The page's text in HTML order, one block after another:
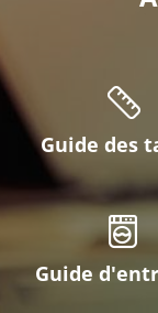
Guide des
Guide